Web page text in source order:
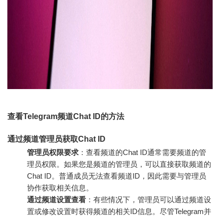
查看Telegram频道Chat ID的方法
通过频道管理员获取Chat ID
管理员权限要求 ：查看频道的Chat ID通常需要频道的管
理员权限。如果您是频道的管理员，可以直接获取频道的
Chat ID。普通成员无法查看频道ID，因此需要与管理员
协作获取相关信息。
通过频道设置查看 ：有些情况下，管理员可以通过频道设
置或修改设置时获得频道的相关ID信息。尽管Telegram并